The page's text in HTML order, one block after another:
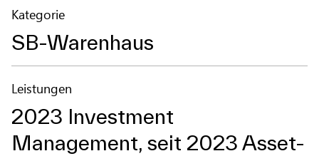
Kategorie
SB-Warenhaus
Leistungen
2023 Investment
Management, seit 2023 Asset-